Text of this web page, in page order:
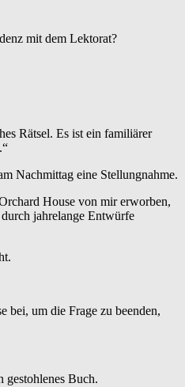
mit dem Lektorat?
Rätsel. Es ist ein familiärer
Nachmittag eine Stellungnahme.
House von mir erworben,
jahrelange Entwürfe
bei, um die Frage zu beenden,
gestohlenes Buch.